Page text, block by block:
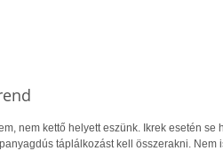
nem kettő helyett eszünk. Ikrek esetén
táplálkozást kell összerakni. Nem